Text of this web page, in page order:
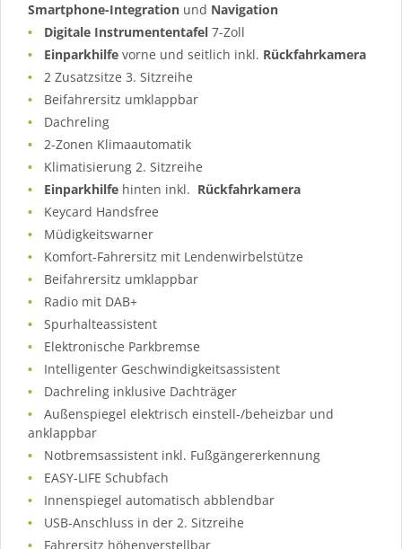
Smartphone-Integration und Navigation
Digitale Instrumententafel 7-Zoll
Einparkhilfevorne und seitlich inkl. Rückfahrkamera
2 Zusatzsitze 3. Sitzreihe
Beifahrersitz umklappbar
Dachreling
2-Zonen Klimaautomatik
Klimatisierung 2. Sitzreihe
Einparkhilfe hinten inkl. Rückfahrkamera
Keycard Handsfree
Müdigkeitswarner
Komfort-Fahrersitz mit Lendenwirbelstütze
Beifahrersitz umklappbar
Radio mit DAB+
Spurhalteassistent
Elektronische Parkbremse
Intelligenter Geschwindigkeitsassistent
Dachreling inklusive Dachträger
Außenspiegel elektrisch einstell-/beheizbar und
anklappbar
Notbremsassistent inkl. Fußgängererkennung
EASY-LIFE Schubfach
Innenspiegel automatisch abblendbar
USB-Anschluss in der 2. Sitzreihe
Fahrersitz höhenverstellbar